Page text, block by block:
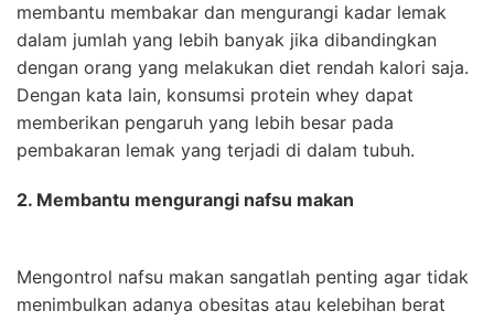
membantu membakar dan mengurangi kadar lemak
dalam jumlah yang lebih banyak jika dibandingkan
dengan orang yang melakukan diet rendah kalori saja.
Dengan kata lain, konsumsi protein whey dapat
memberikan pengaruh yang lebih besar pada
pembakaran lemak yang terjadi di dalam tubuh.
2. Membantu mengurangi nafsu makan
Mengontrol nafsu makan sangatlah penting agar tidak
menimbulkan adanya obesitas atau kelebihan berat